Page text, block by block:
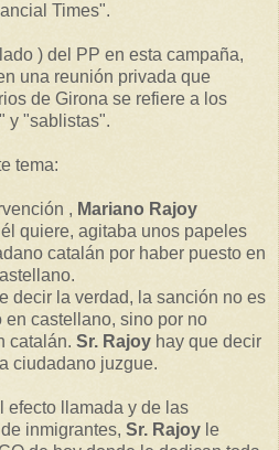
Times".
) del PP en esta campaña,
una reunión privada que
de Girona se refiere a los
y "sablistas".
tema:
, Mariano Rajoy
quiere, agitaba unos papeles
catalán por haber puesto en
decir la verdad, la sanción no es
en castellano, sino por no
catalán. Sr. Rajoy hay que decir
ciudadano juzgue.
efecto llamada y de las
inmigrantes, Sr. Rajoy le